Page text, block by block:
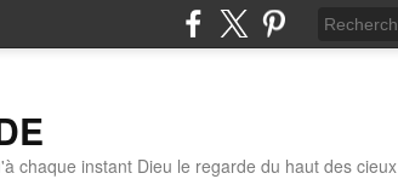
chaque instant Dieu le regarde du haut des cieux